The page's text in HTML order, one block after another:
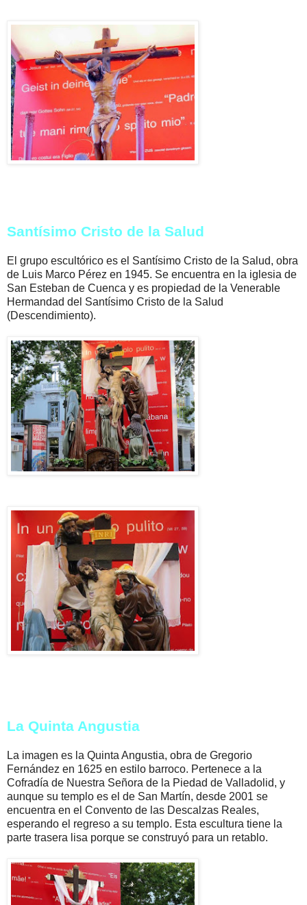
Santísimo Cristo de la Salud
El grupo escultórico es el Santísimo Cristo de la Salud, obra
de Luis Marco Pérez en 1945. Se encuentra en la iglesia de
San Esteban de Cuenca y es propiedad de la Venerable
Hermandad del Santísimo Cristo de la Salud
(Descendimiento).
La Quinta Angustia
La imagen es la Quinta Angustia, obra de Gregorio
Fernández en 1625 en estilo barroco. Pertenece a la
Cofradía de Nuestra Señora de la Piedad de Valladolid, y
aunque su templo es el de San Martín, desde 2001 se
encuentra en el Convento de las Descalzas Reales,
esperando el regreso a su templo. Esta escultura tiene la
parte trasera lisa porque se construyó para un retablo.